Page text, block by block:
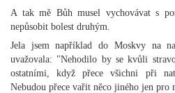
A tak mě Bůh musel vychovávat s
nepůsobit bolest druhým.
Jela jsem například do Moskvy na
uvažovala: "Nehodilo by se kvůli
ostatními, když přece všichni při
Nebudou přece vařit něco jiného jen pro